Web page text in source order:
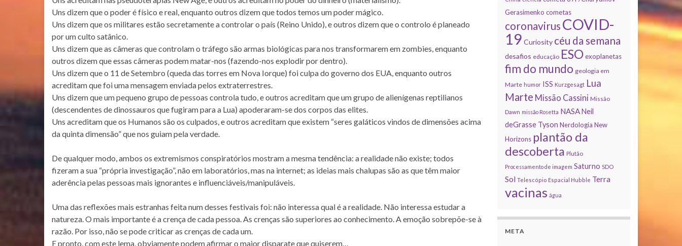
Uns dizem que o poder é físico e real, enquanto outros dizem que todos temos um poder mágico.
Uns dizem que os militares estão secretamente a controlar o país (Reino Unido), e outros dizem que o controlo é planeado
por um culto satânico.
Uns dizem que as câmeras que controlam o tráfego são armas biológicas para nos transformarem em zombies, enquanto
outros dizem que essas câmeras podem matar-nos (fazendo-nos explodir por dentro).
Uns dizem que o 11 de Setembro (queda das torres em Nova Iorque) foi culpa do governo dos EUA, enquanto outros
acreditam que foi uma mensagem enviada pelos extraterrestres.
Uns dizem que um pequeno grupo de pessoas controla tudo, e outros acreditam que um grupo de alienígenas reptilianos
(descendentes de dinossauros que fugiram para a Lua) apoderaram-se dos corpos das elites.
Uns acreditam que os Humanos são os culpados, e outros acreditam que existem “seres galáticos vindos de dimensões acima
da quinta dimensão” que nos guiam pela verdade.
De qualquer modo, ambos os extremismos conspiratórios mostram a mesma tendência: a realidade não existe; todos
fizeram a sua “própria investigação”, não em laboratórios, mas na internet; as ideias mais chalupas são as que têm maior
aderência pelas pessoas mais ignorantes e influenciáveis/manipuláveis.
Uma das reflexões mais estranhas feita num desses festivais foi: não interessa qual é a realidade. Não interessa estudar a
natureza. O mais importante é a crença de cada pessoa. As crenças são superiores ao conhecimento. A emoção sobrepõe-se à
razão. Por isso, não se pode criticar as crenças de cada um.
E pronto, com este lema, obviamente podem afirmar o maior disparate que quiserem…
Gerasimenko cometas
coronavirus COVID-
19 Curiosity céu da semana
desafios educação ESO exoplanetas
fim do mundo geologia em
Marte humor ISS Kurzgesagt Lua
Marte Missão Cassini Missão
Dawn missão Rosetta NASA Neil
deGrasse Tyson Nerdologia New
Horizons plantão da
descoberta Plutão
Processamento de imagem Saturno SDO
Sol Telescópio Espacial Hubble Terra
vacinas água
META